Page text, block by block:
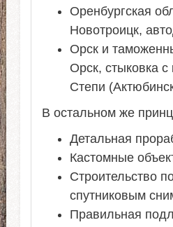
Оренбургская
Новотроицк,
Орск и
Орск, стыковка с
Степи
В остальном же
Детальная
Кастомные
Строительство
спутниковым
Правильная